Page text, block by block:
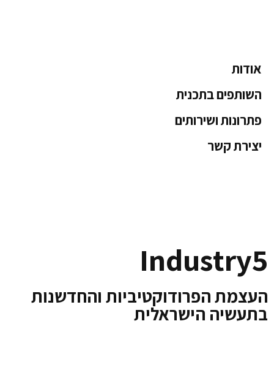
אודות
השותפים בתכנית
פתרונות ושירותים
יצירת קשר
Industry5
העצמת הפרודוקטיביות והחדשנות
בתעשיה הישראלית